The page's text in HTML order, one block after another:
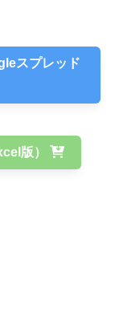
スプレッド
版）